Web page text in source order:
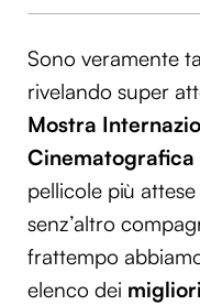
Sono veramente
rivelando super
Mostra
Cinematografica
pellicole più
senz’altro
frattempo
elenco dei